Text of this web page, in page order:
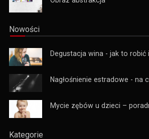
Nowości
Degustacja wina - jak to robić
Nagłośnienie estradowe - na
Mycie zębów u dzieci –
Kategorie